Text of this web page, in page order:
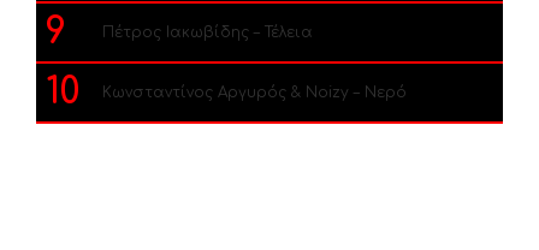
9 Πέτρος Ιακωβίδης – Τέλεια
10 Κωνσταντίνος Αργυρός & Noizy – Νερό